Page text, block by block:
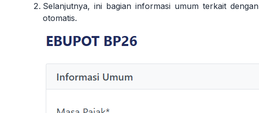
Selanjutnya, ini bagian informasi umum terkait dengan
otomatis.